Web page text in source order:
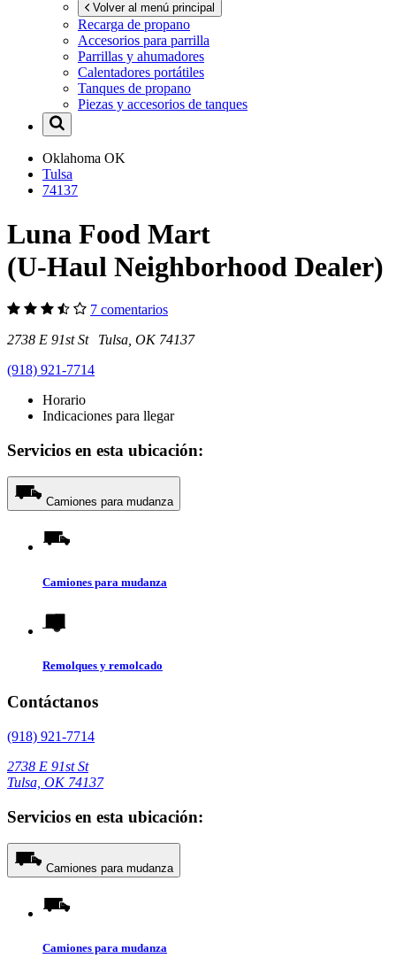
Volver al menú principal
Recarga de propano
Accesorios para parrilla
Parrillas y ahumadores
Calentadores portátiles
Tanques de propano
Piezas y accesorios de tanques
Oklahoma OK
Tulsa
74137
Luna Food Mart
(U-Haul Neighborhood Dealer)
7 comentarios
2738 E 91st St Tulsa, OK 74137
(918) 921-7714
Horario
Indicaciones para llegar
Servicios en esta ubicación:
Camiones para mudanza
Camiones para mudanza
Remolques y remolcado
Contáctanos
(918) 921-7714
2738 E 91st St
Tulsa, OK 74137
Servicios en esta ubicación:
Camiones para mudanza
Camiones para mudanza